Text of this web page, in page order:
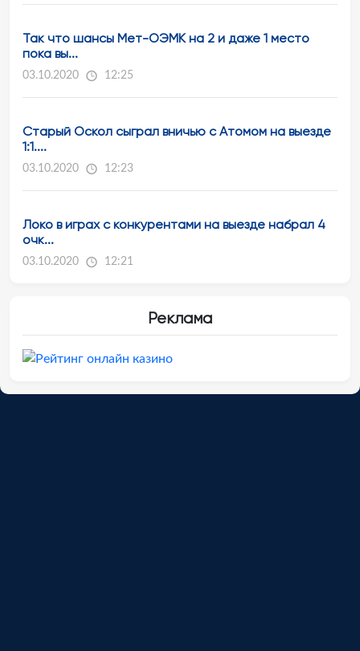
Так что шансы Мет-ОЭМК на 2 и даже 1 место
пока вы...
03.10.2020 12:25
Старый Оскол сыграл вничью с Атомом на выезде
1:1....
03.10.2020 12:23
Локо в играх с конкурентами на выезде набрал 4
очк...
03.10.2020 12:21
Реклама